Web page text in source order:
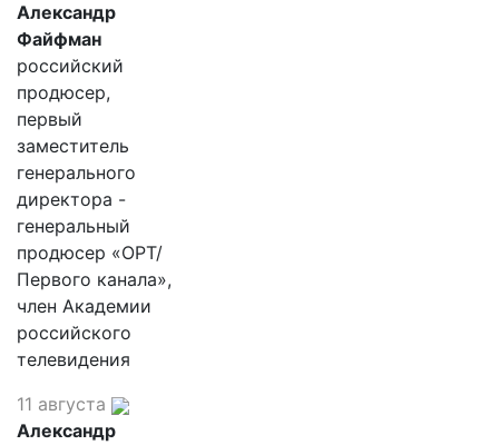
Александр
Файфман
российский
продюсер,
первый
заместитель
генерального
директора -
генеральный
продюсер «ОРТ/
Первого канала»,
член Академии
российского
телевидения
11 августа
Александр